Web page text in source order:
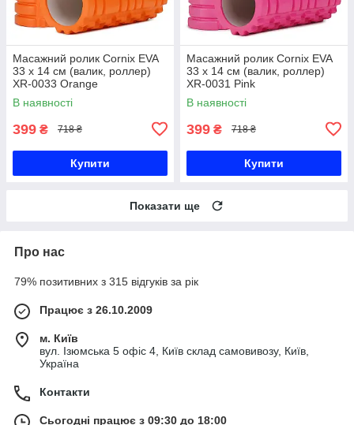
Масажний ролик Cornix EVA
33 x 14 см (валик, роллер)
XR-0033 Orange
В наявності
399 ₴ 718 ₴
Купити
Масажний ролик Cornix EVA
33 x 14 см (валик, роллер)
XR-0031 Pink
В наявності
399 ₴ 718 ₴
Купити
Показати ще
Про нас
79% позитивних з 315 відгуків за рік
Працює з 26.10.2009
м. Київ
вул. Ізюмська 5 офіс 4, Київ склад самовивозу, Київ,
Україна
Контакти
Сьогодні працює з 09:30 до 18:00